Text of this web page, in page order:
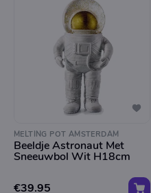
MELTING POT AMSTERDAM
Beeldje Astronaut Met
Sneeuwbol Wit H18cm
€39.95